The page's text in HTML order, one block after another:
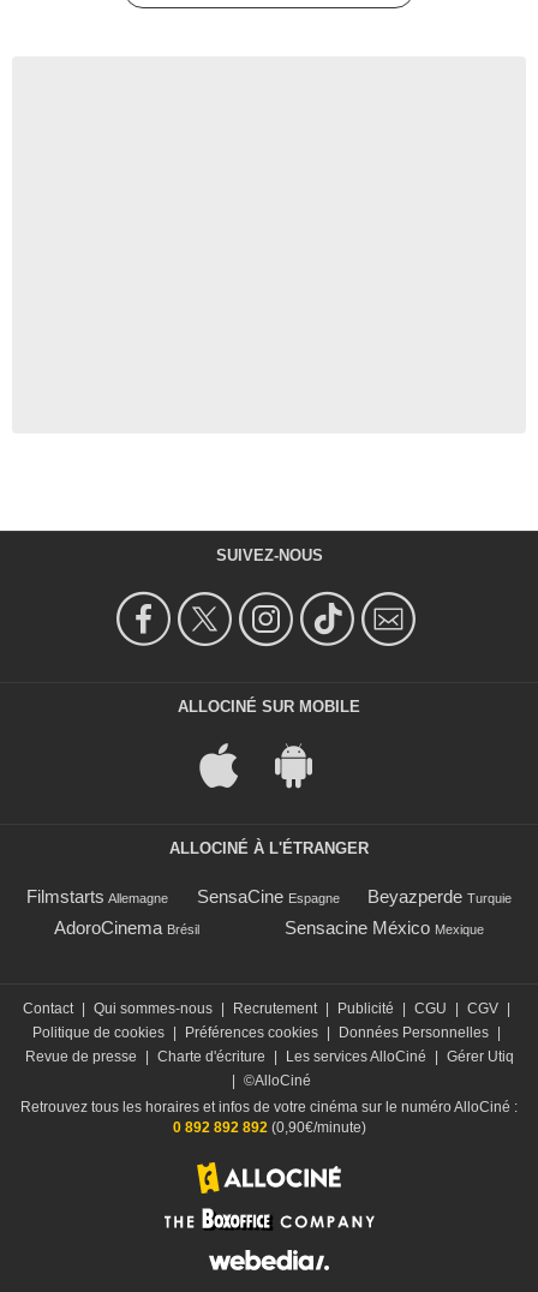
SUIVEZ-NOUS
ALLOCINÉ SUR MOBILE
ALLOCINÉ À L'ÉTRANGER
Filmstarts Allemagne SensaCine Espagne Beyazperde Turquie
AdoroCinema Brésil Sensacine México Mexique
Contact Qui sommes-nous Recrutement Publicité CGU CGV
Politique de cookies
Préférences cookies Données Personnelles
Revue de presse
Charte d'écriture Les services AlloCiné
Gérer Utiq
©AlloCiné
Retrouvez tous les horaires et infos de votre cinéma sur le numéro AlloCiné :
0 892 892 892(0,90€/minute)